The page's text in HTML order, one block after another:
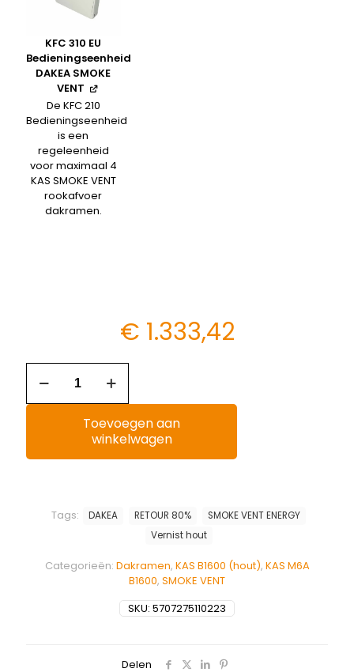
KFC 310 EU
Bedieningseenheid
DAKEA SMOKE
VENT
De KFC 210
Bedieningseenheid
is een
regeleenheid
voor maximaal 4
KAS SMOKE VENT
rookafvoer
dakramen.
€ 1.333,42
Toevoegen aan
winkelwagen
SKU: 5707275110223
Categorieën: Dakramen, KAS B1600 (hout), KAS M6A
B1600, SMOKE VENT
Tags: DAKEA RETOUR 80%
SMOKE VENT ENERGY
Vernist hout
Delen